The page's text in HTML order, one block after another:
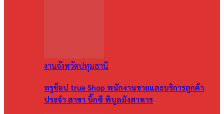
งานจังหวัดปทุมธานี
ทรูช็อป true Shop พนักงานขายและบริการลูกค้า
ประจำ สาขา บิ๊กซี พิบูลมังสาหาร